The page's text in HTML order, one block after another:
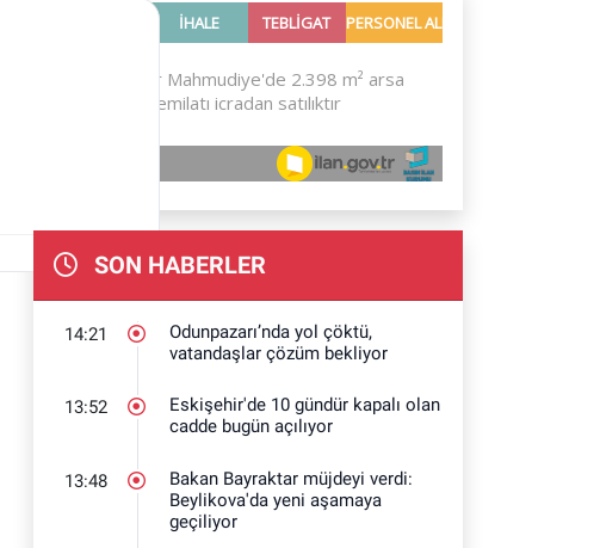
SON HABERLER
14:21
Odunpazarı’nda yol çöktü,
vatandaşlar çözüm bekliyor
13:52
Eskişehir'de 10 gündür kapalı olan
cadde bugün açılıyor
13:48
Bakan Bayraktar müjdeyi verdi:
Beylikova'da yeni aşamaya
geçiliyor